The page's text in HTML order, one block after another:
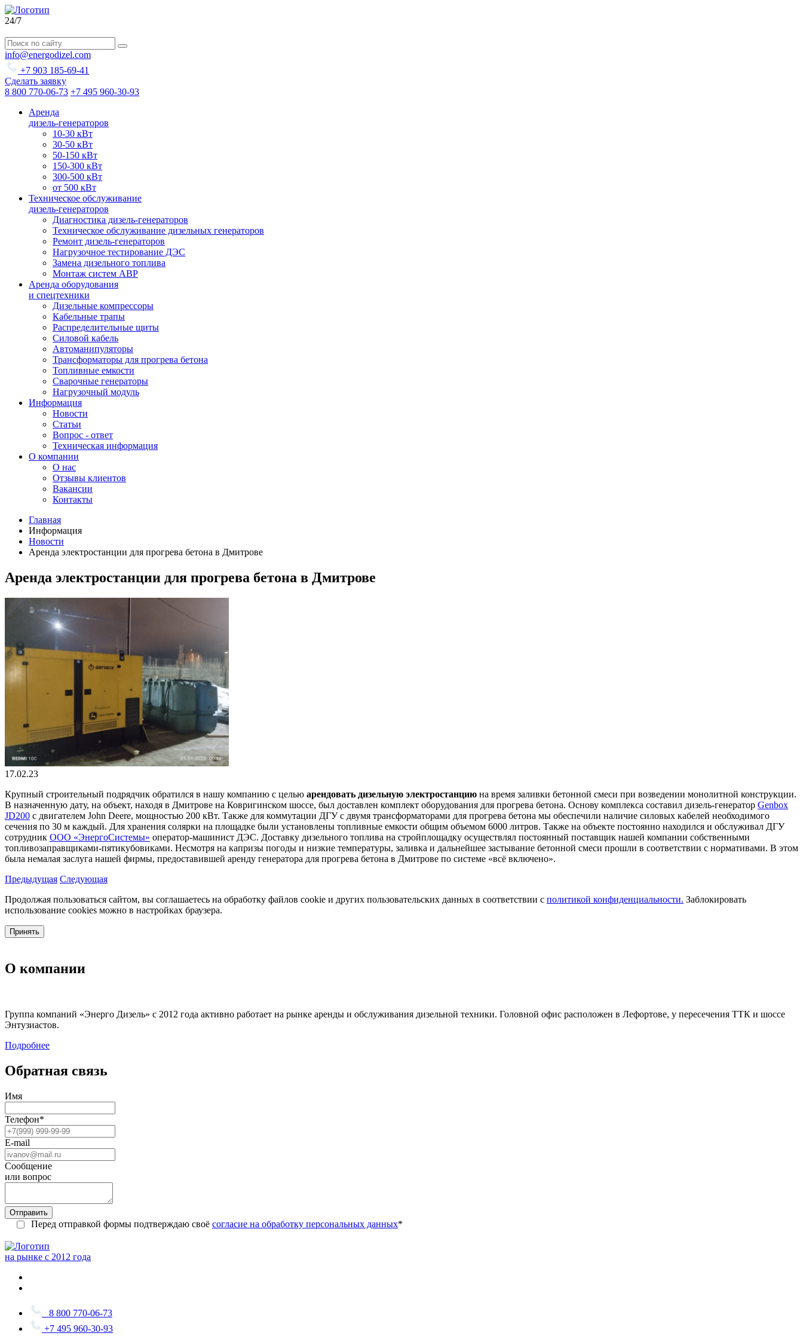
24/7
info@energodizel.com
+7 903 185-69-41
Сделать заявку
8 800 770-06-73 +7 495 960-30-93
Аренда
дизель-генераторов
10-30 кВт
30-50 кВт
50-150 кВт
150-300 кВт
300-500 кВт
от 500 кВт
Техническое обслуживание
дизель-генераторов
Диагностика дизель-генераторов
Техническое обслуживание дизельных генераторов
Ремонт дизель-генераторов
Нагрузочное тестирование ДЭС
Замена дизельного топлива
Монтаж систем АВР
Аренда оборудования
и спецтехники
Дизельные компрессоры
Кабельные трапы
Распределительные щиты
Силовой кабель
Автоманипуляторы
Трансформаторы для прогрева бетона
Топливные емкости
Сварочные генераторы
Нагрузочный модуль
Информация
Новости
Статьи
Вопрос - ответ
Техническая информация
О компании
О нас
Отзывы клиентов
Вакансии
Контакты
Главная
Информация
Новости
Аренда электростанции для прогрева бетона в Дмитрове
Аренда электростанции для прогрева бетона в Дмитрове
17.02.23
Крупный строительный подрядчик обратился в нашу компанию с целью арендовать дизельную электростанцию на время заливки бетонной смеси при возведении монолитной конструкции.
В назначенную дату, на объект, находя в Дмитрове на Ковригинском шоссе, был доставлен комплект оборудования для прогрева бетона. Основу комплекса составил дизель-генератор Genbox
JD200 с двигателем John Deere, мощностью 200 кВт. Также для коммутации ДГУ с двумя трансформаторами для прогрева бетона мы обеспечили наличие силовых кабелей необходимого
сечения по 30 м каждый. Для хранения солярки на площадке были установлены топливные емкости общим объемом 6000 литров. Также на объекте постоянно находился и обслуживал ДГУ
сотрудник ООО «ЭнергоСистемы» оператор-машинист ДЭС. Доставку дизельного топлива на стройплощадку осуществлял постоянный поставщик нашей компании собственными
топливозаправщиками-пятикубовиками. Несмотря на капризы погоды и низкие температуры, заливка и дальнейшее застывание бетонной смеси прошли в соответствии с нормативами. В этом
была немалая заслуга нашей фирмы, предоставившей аренду генератора для прогрева бетона в Дмитрове по системе «всё включено».
Предыдущая Следующая
Продолжая пользоваться сайтом, вы соглашаетесь на обработку файлов cookie и других пользовательских данных в соответствии с политикой конфиденциальности. Заблокировать
использование cookies можно в настройках браузера.
Принять
О компании
Группа компаний «Энерго Дизель» с 2012 года активно работает на рынке аренды и обслуживания дизельной техники. Головной офис расположен в Лефортове, у пересечения ТТК и шоссе
Энтузиастов.
Подробнее
Обратная связь
Имя
Телефон*
E-mail
Сообщение
или вопрос
Отправить
Перед отправкой формы подтверждаю своё согласие на обработку персональных данных*
на рынке с 2012 года
8 800 770-06-73
+7 495 960-30-93